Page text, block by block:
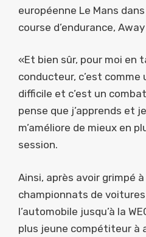
européenne Le Mans
course d’endurance,
«Et bien sûr, pour moi en
conducteur, c’est
difficile et c’est un
pense que j’apprends et
m’améliore de mieux en
session.
Ainsi, après avoir grimpé
championnats de
l’automobile jusqu’à la
plus jeune compétiteur à